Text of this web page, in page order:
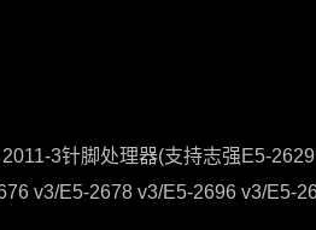
3针脚处理器(支持志强E5-
v3/E5-2678 v3/E5-2696 v3/E5-